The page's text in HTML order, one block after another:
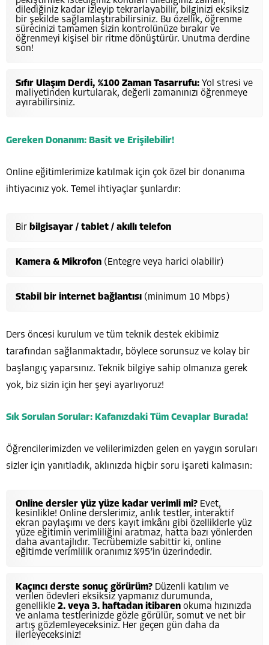
dilediğiniz kadar izleyip tekrarlayabilir, bilginizi eksiksiz
bir şekilde sağlamlaştırabilirsiniz. Bu özellik, öğrenme
sürecinizi tamamen sizin kontrolünüze bırakır ve
öğrenmeyi kişisel bir ritme dönüştürür. Unutma derdine
son!
Sıfır Ulaşım Derdi, %100 Zaman Tasarrufu: Yol stresi ve
maliyetinden kurtularak, değerli zamanınızı öğrenmeye
ayırabilirsiniz.
Gereken Donanım: Basit ve Erişilebilir!
Online eğitimlerimize katılmak için çok özel bir donanıma
ihtiyacınız yok. Temel ihtiyaçlar şunlardır:
Bir bilgisayar / tablet / akıllı telefon
Kamera & Mikrofon (Entegre veya harici olabilir)
Stabil bir internet bağlantısı (minimum 10 Mbps)
Ders öncesi kurulum ve tüm teknik destek ekibimiz
tarafından sağlanmaktadır, böylece sorunsuz ve kolay bir
başlangıç yaparsınız. Teknik bilgiye sahip olmanıza gerek
yok, biz sizin için her şeyi ayarlıyoruz!
Sık Sorulan Sorular: Kafanızdaki Tüm Cevaplar Burada!
Öğrencilerimizden ve velilerimizden gelen en yaygın soruları
sizler için yanıtladık, aklınızda hiçbir soru işareti kalmasın:
Online dersler yüz yüze kadar verimli mi? Evet,
kesinlikle! Online derslerimiz, anlık testler, interaktif
ekran paylaşımı ve ders kayıt imkânı gibi özelliklerle yüz
yüze eğitimin verimliliğini aratmaz, hatta bazı yönlerden
daha avantajlıdır. Tecrübemizle sabittir ki, online
eğitimde verimlilik oranımız %95’in üzerindedir.
Kaçıncı derste sonuç görürüm? Düzenli katılım ve
verilen ödevleri eksiksiz yapmanız durumunda,
genellikle 2. veya 3. haftadan itibaren okuma hızınızda
ve anlama testlerinizde gözle görülür, somut ve net bir
artış gözlemleyeceksiniz. Her geçen gün daha da
ilerleyeceksiniz!